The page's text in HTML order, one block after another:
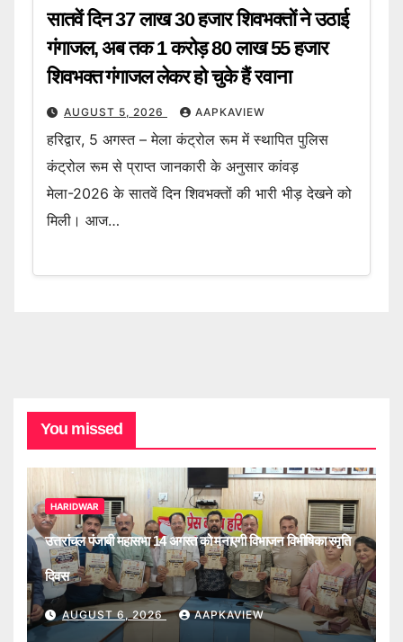
सातवें दिन 37 लाख 30 हजार शिवभक्तों ने उठाई
गंगाजल, अब तक 1 करोड़ 80 लाख 55 हजार
शिवभक्त गंगाजल लेकर हो चुके हैं रवाना
AUGUST 5, 2026 AAPKAVIEW
हरिद्वार, 5 अगस्त – मेला कंट्रोल रूम में स्थापित पुलिस
कंट्रोल रूम से प्राप्त जानकारी के अनुसार कांवड़
मेला-2026 के सातवें दिन शिवभक्तों की भारी भीड़ देखने को
मिली। आज…
You missed
HARIDWAR
उत्तरांचल पंजाबी महासभा 14 अगस्त को मनाएगी विभाजन विभीषिका स्मृति
दिवस
AUGUST 6, 2026 AAPKAVIEW